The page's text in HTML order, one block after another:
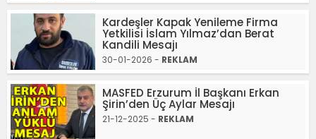
Kardeşler Kapak Yenileme Firma
Yetkilisi İslam Yılmaz’dan Berat
Kandili Mesajı
30-01-2026 - REKLAM
MASFED Erzurum İl Başkanı Erkan
Şirin’den Üç Aylar Mesajı
21-12-2025 - REKLAM